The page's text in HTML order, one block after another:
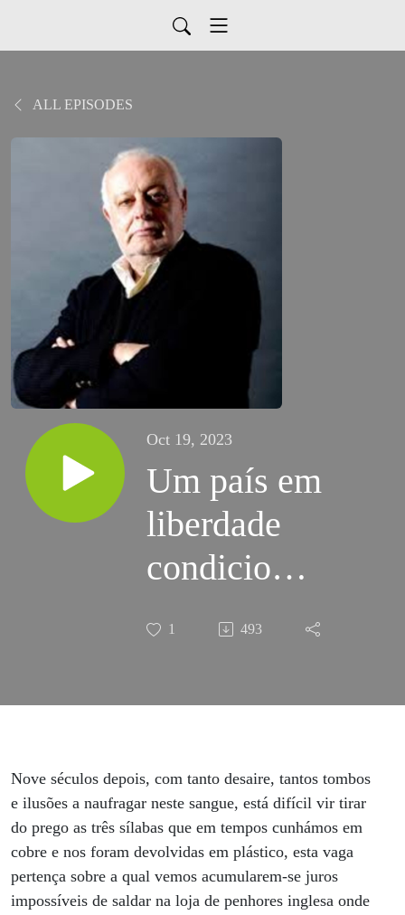
ALL EPISODES
Oct 19, 2023
Um país em
liberdade
condicional.
Entrevista a
Matos
1 493
Nove séculos depois, com tanto desaire, tantos tombos
e ilusões a naufragar neste sangue, está difícil vir tirar
do prego as três sílabas que em tempos cunhámos em
cobre e nos foram devolvidas em plástico, esta vaga
pertença sobre a qual vemos acumularem-se juros
impossíveis de saldar na loja de penhores inglesa onde